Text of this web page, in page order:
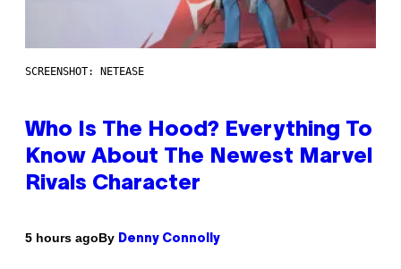
SCREENSHOT: NETEASE
Who Is The Hood? Everything To
Know About The Newest Marvel
Rivals Character
5 hours agoBy Denny Connolly